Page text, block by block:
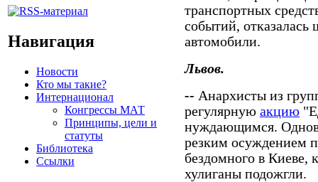
Навигация
Новости
Кто мы такие?
Интернационал
Конгрессы МАТ
Принципы, цели и
статуты
Библиотека
Ссылки
транспортных
событий, отказалась
автомобили.
Львов.
-- Анархисты из
регулярную акцию
нуждающимся.
резким осуждением
бездомного в Киеве,
хулиганы подожгли.